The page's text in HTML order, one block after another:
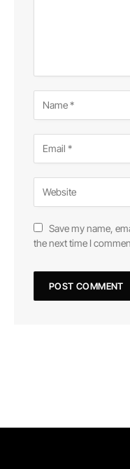
Save my name,
the next time I